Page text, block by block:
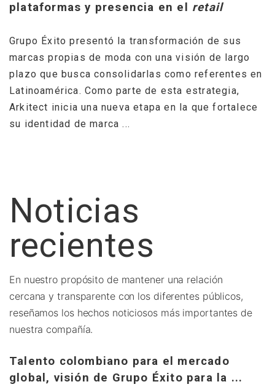
plataformas y presencia en el retail
Grupo Éxito presentó la transformación de sus
marcas propias de moda con una visión de largo
plazo que busca consolidarlas como referentes en
Latinoamérica. Como parte de esta estrategia,
Arkitect inicia una nueva etapa en la que fortalece
su identidad de marca ...
Noticias
recientes
En nuestro propósito de mantener una relación
cercana y transparente con los diferentes públicos,
reseñamos los hechos noticiosos más importantes de
nuestra compañía.
Talento colombiano para el mercado
global, visión de Grupo Éxito para la ...